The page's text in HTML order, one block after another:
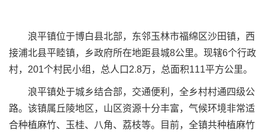
浪平镇位于博白县北部，东邻玉林市福绵区沙田镇，西
接浦北县平睦镇，乡政府所在地距县城8公里。现辖6个行政
村，201个村民小组，总人口2.8万，总面积111平方公里。
浪平镇处于城乡结合部，交通便利，全乡村村通四级公
路。该镇属丘陵地区，山区资源十分丰富，气候环境非常适
合种植麻竹、玉桂、八角、荔枝等。目前，全镇共种植麻竹